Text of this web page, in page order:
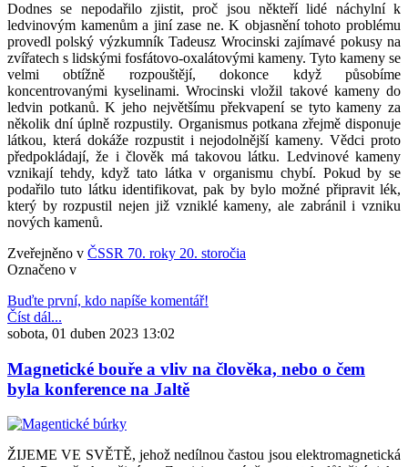
Dodnes se nepodařilo zjistit, proč jsou někteří lidé náchylní k
ledvinovým kamenům a jiní zase ne. K objasnění tohoto problému
provedl polský výzkumník Tadeusz Wrocinski zajímavé pokusy na
zvířatech s lidskými fosfátovo-oxalátovými kameny. Tyto kameny se
velmi obtížně rozpouštějí, dokonce když působíme
koncentrovanými kyselinami. Wrocinski vložil takové kameny do
ledvin potkanů. K jeho největšímu překvapení se tyto kameny za
několik dní úplně rozpustily. Organismus potkana zřejmě disponuje
látkou, která dokáže rozpustit i nejodolnější kameny. Vědci proto
předpokládají, že i člověk má takovou látku. Ledvinové kameny
vznikají tehdy, když tato látka v organismu chybí. Pokud by se
podařilo tuto látku identifikovat, pak by bylo možné připravit lék,
který by rozpustil nejen již vzniklé kameny, ale zabránil i vzniku
nových kamenů.
Zveřejněno v ČSSR 70. roky 20. storočia
Označeno v
Buďte první, kdo napíše komentář!
Číst dál...
sobota, 01 duben 2023 13:02
Magnetické bouře a vliv na člověka, nebo o čem
byla konference na Jaltě
ŽIJEME VE SVĚTĚ, jehož nedílnou častou jsou elektromagnetická